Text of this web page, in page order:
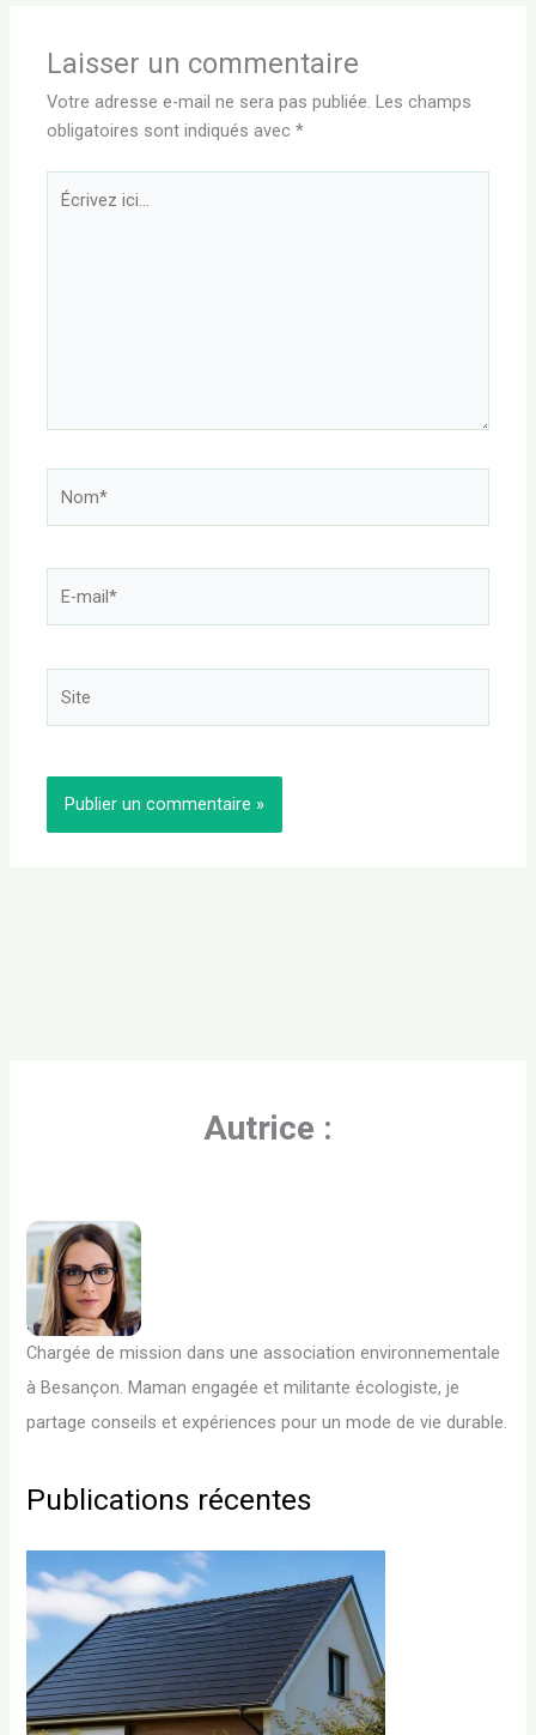
Laisser un commentaire
Votre adresse e-mail ne sera pas publiée. Les champs
obligatoires sont indiqués avec*
Écrivez
ici…
mail*
Autrice :
Chargée de mission dans une association environnementale
à Besançon. Maman engagée et militante écologiste, je
partage conseils et expériences pour un mode de vie durable.
Publications récentes